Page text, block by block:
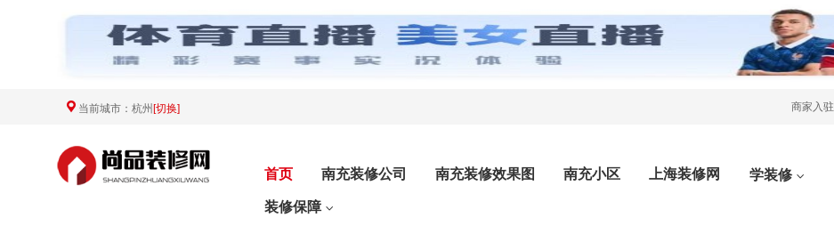
当前城市： 杭州 [切换] 商家入驻
首页 南充装修公司 南充装修效果图 南充小区 上海装修网 学装修
装修保障